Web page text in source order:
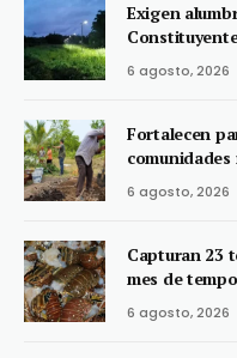
Exigen
6 agosto, 2026
Fortalecen
comunidades
6 agosto, 2026
Capturan 23
mes de
6 agosto, 2026